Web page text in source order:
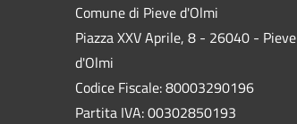
Comune di Pieve d'Olmi
Piazza XXV Aprile, 8 - 26040 - Pieve
d'Olmi
Codice Fiscale: 80003290196
Partita IVA: 00302850193